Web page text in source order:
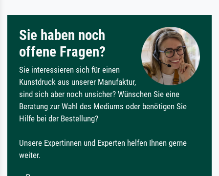
Sie haben noch
offene Fragen?
Sie interessieren sich für einen
Kunstdruck aus unserer Manufaktur,
sind sich aber noch unsicher? Wünschen Sie eine
Beratung zur Wahl des Mediums oder benötigen Sie
Hilfe bei der Bestellung?
Unsere Expertinnen und Experten helfen Ihnen gerne
weiter.